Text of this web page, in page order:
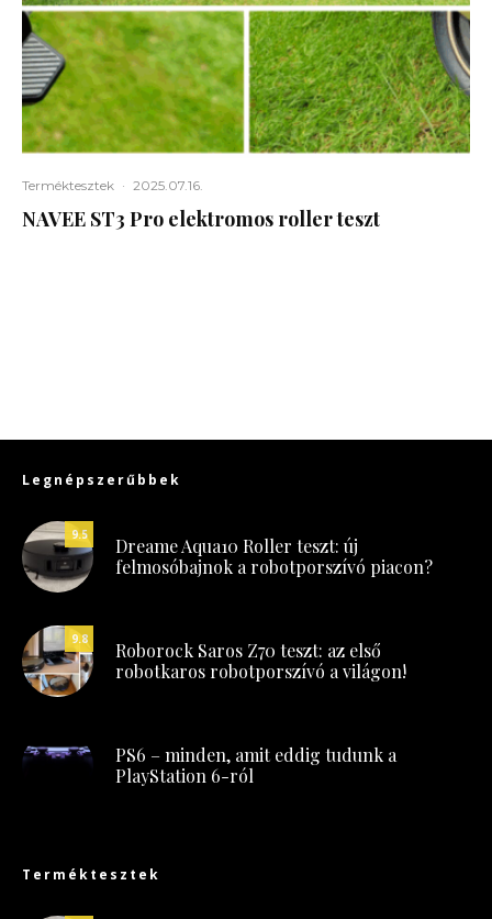
Terméktesztek · 2025.07.16.
NAVEE ST3 Pro elektromos roller teszt
Legnépszerűbbek
9.5
Dreame Aqua10 Roller teszt: új
felmosóbajnok a robotporszívó piacon?
9.8
Roborock Saros Z70 teszt: az első
robotkaros robotporszívó a világon!
PS6 – minden, amit eddig tudunk a
PlayStation 6-ról
Terméktesztek